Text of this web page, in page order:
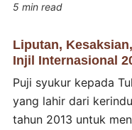
5 min read
Liputan,
Injil Internasional
Puji syukur kepada
yang lahir dari
tahun 2013 untuk